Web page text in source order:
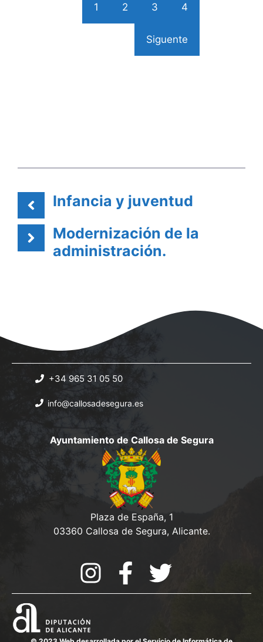
1 2 3 4
Siguente
Infancia y juventud
Modernización de la
administración.
+34 965 31 05 50
info@callosadesegura.es
Ayuntamiento de Callosa de Segura
Plaza de España, 1
03360 Callosa de Segura, Alicante.